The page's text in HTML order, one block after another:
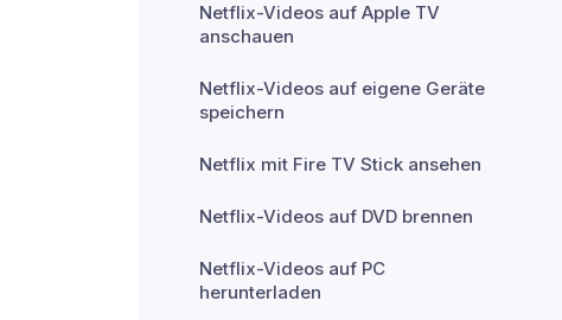
Netflix-Videos auf Apple TV
anschauen
Netflix-Videos auf eigene Geräte
speichern
Netflix mit Fire TV Stick ansehen
Netflix-Videos auf DVD brennen
Netflix-Videos auf PC
herunterladen